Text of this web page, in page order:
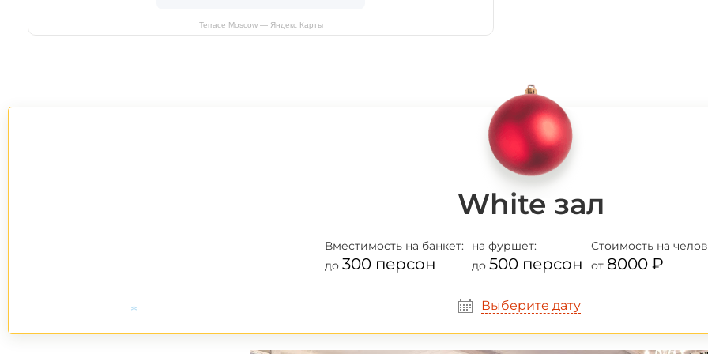
Terrace Moscow — Яндекс Карты
White зал
Вместимостьна банкет:
до 300 персон
на фуршет:
до 500 персон
Стоимостьна
от 8000 ₽
Выберите дату